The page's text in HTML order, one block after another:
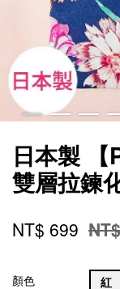
日本製
雙層拉鍊
NT$ 699
顏色 紅